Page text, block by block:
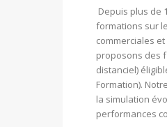
Depuis plus de
formations sur
commerciales
proposons des
distanciel)
Formation).
la simulation
performances